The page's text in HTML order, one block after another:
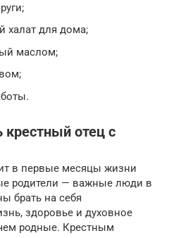
халат для дома;
маслом;
отец с
в первые месяцы жизни
родители — важные люди в
брать на себя
здоровье и духовное
родные. Крестным